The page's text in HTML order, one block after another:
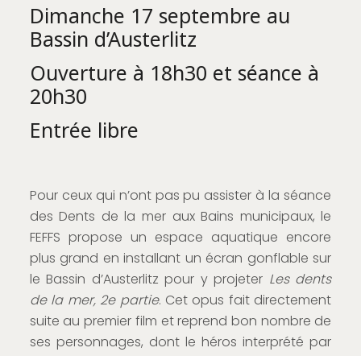
Dimanche 17 septembre au
Bassin d’Austerlitz
Ouverture à 18h30 et séance à
20h30
Entrée libre
Pour ceux qui n’ont pas pu assister à la séance
des Dents de la mer aux Bains municipaux, le
FEFFS propose un espace aquatique encore
plus grand en installant un écran gonflable sur
le Bassin d’Austerlitz pour y projeter Les dents
de la mer, 2e partie. Cet opus fait directement
suite au premier film et reprend bon nombre de
ses personnages, dont le héros interprété par